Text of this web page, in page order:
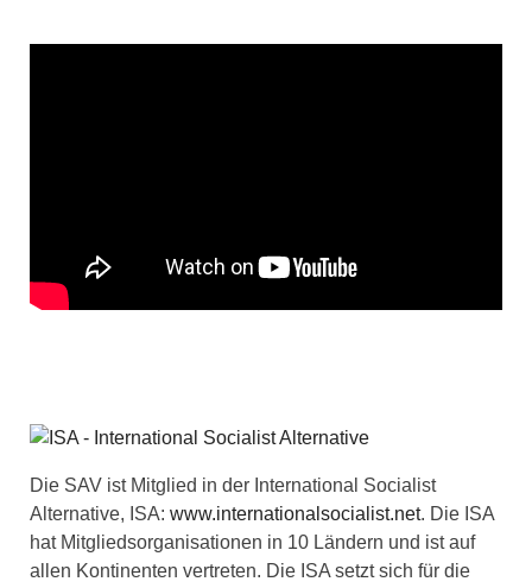
Die SAV ist Mitglied in der International Socialist
Alternative, ISA: www.internationalsocialist.net. Die ISA
hat Mitgliedsorganisationen in 10 Ländern und ist auf
allen Kontinenten vertreten. Die ISA setzt sich für die